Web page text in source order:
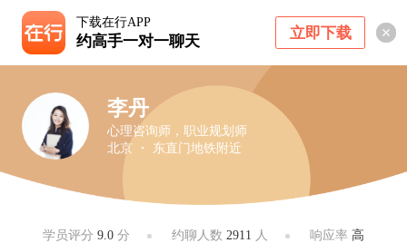
下载在行APP
约高手一对一聊天 立即下载
李丹
心理咨询师，职业规划师
北京 ・ 东直门地铁附近
学员评分 9.0 分 约聊人数 2911 人 响应率 高